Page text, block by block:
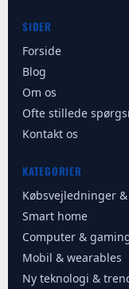
SIDER
Forside
Blog
Om os
Ofte stillede
Kontakt os
KATEGORIER
Købsvejledninger
Smart home
Computer &
Mobil & wearables
Ny teknologi &